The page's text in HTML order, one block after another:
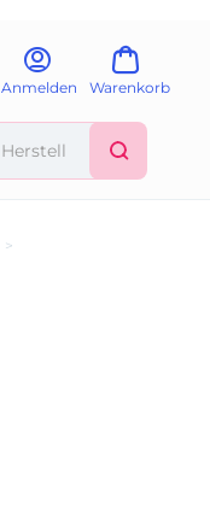
Anmelden Warenkorb
>